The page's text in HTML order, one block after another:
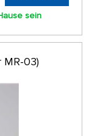
sein
03)